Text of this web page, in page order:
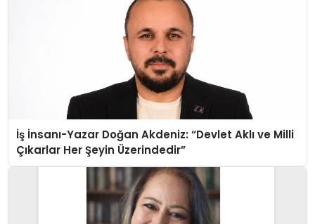
İş İnsanı-Yazar Doğan Akdeniz: “Devlet Aklı ve Milli
Çıkarlar Her Şeyin Üzerindedir”